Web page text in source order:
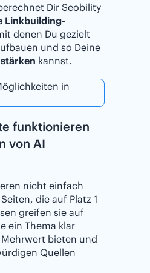
Dir Seobility
Linkbuilding-
denen Du gezielt
und so Deine
kannst.
funktionieren
von AI
nicht einfach
die auf Platz 1
greifen sie auf
ein Thema klar
bieten und
Quellen